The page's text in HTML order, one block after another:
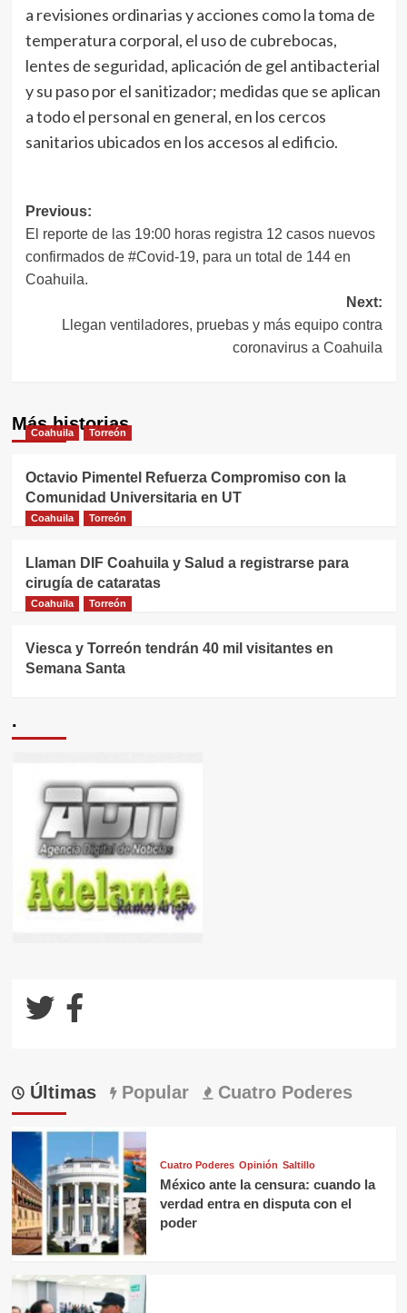
a revisiones ordinarias y acciones como la toma de
temperatura corporal, el uso de cubrebocas,
lentes de seguridad, aplicación de gel antibacterial
y su paso por el sanitizador; medidas que se aplican
a todo el personal en general, en los cercos
sanitarios ubicados en los accesos al edificio.
Navegación
de
entradas
Previous:
El reporte de las 19:00 horas registra 12 casos nuevos
confirmados de #Covid-19, para un total de 144 en
Coahuila.
Next:
Llegan ventiladores, pruebas y más equipo contra
coronavirus a Coahuila
Más historias
Coahuila Torreón
Octavio Pimentel Refuerza Compromiso con la
Comunidad Universitaria en UT
Coahuila Torreón
Llaman DIF Coahuila y Salud a registrarse para
cirugía de cataratas
Coahuila Torreón
Viesca y Torreón tendrán 40 mil visitantes en
Semana Santa
.
Últimas Popular Cuatro Poderes
Cuatro Poderes Opinión Saltillo
México ante la censura: cuando la
verdad entra en disputa con el
poder